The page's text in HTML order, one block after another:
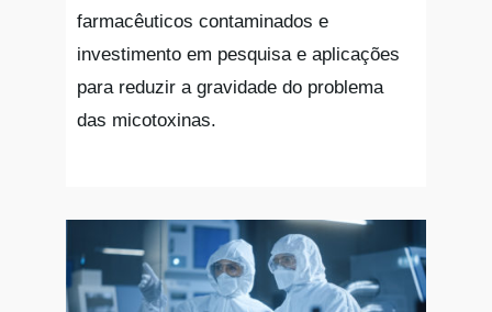
farmacêuticos contaminados e
investimento em pesquisa e aplicações
para reduzir a gravidade do problema
das micotoxinas.